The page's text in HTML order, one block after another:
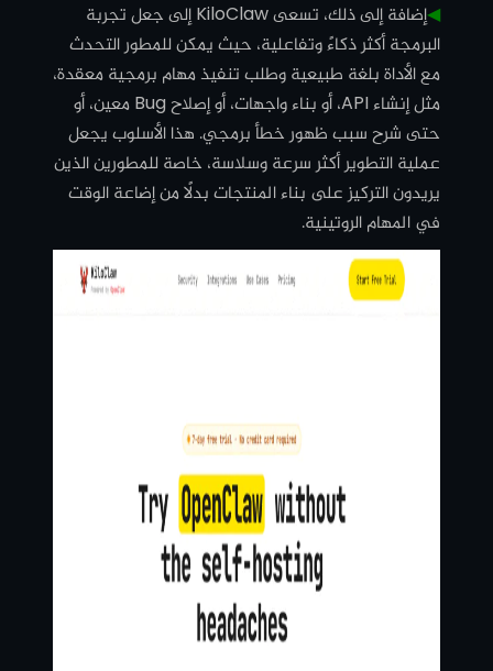
◀︎
إضافة إلى ذلك، تسعى KiloClaw إلى جعل تجربة
البرمجة أكثر ذكاءً وتفاعلية، حيث يمكن للمطور التحدث
مع الأداة بلغة طبيعية وطلب تنفيذ مهام برمجية معقدة،
مثل إنشاء API، أو بناء واجهات، أو إصلاح Bug معين، أو
حتى شرح سبب ظهور خطأ برمجي. هذا الأسلوب يجعل
عملية التطوير أكثر سرعة وسلاسة، خاصة للمطورين الذين
يريدون التركيز على بناء المنتجات بدلًا من إضاعة الوقت
في المهام الروتينية.